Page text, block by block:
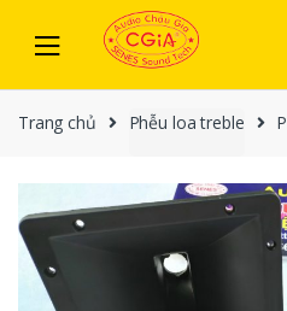
Skip to navigation
Trang chủ Phễu loa treble